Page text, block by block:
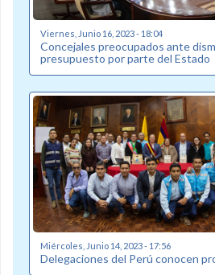
Viernes, Junio 16, 2023 - 18:04
Concejales preocupados ante
presupuesto por parte del Estado
Miércoles, Junio 14, 2023 - 17:56
Delegaciones del Perú conocen